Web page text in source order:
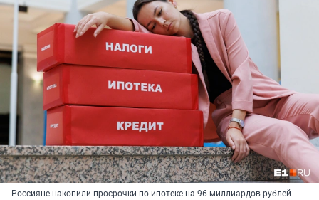
Россияне накопили просрочки по ипотеке на 96 миллиардов рублей